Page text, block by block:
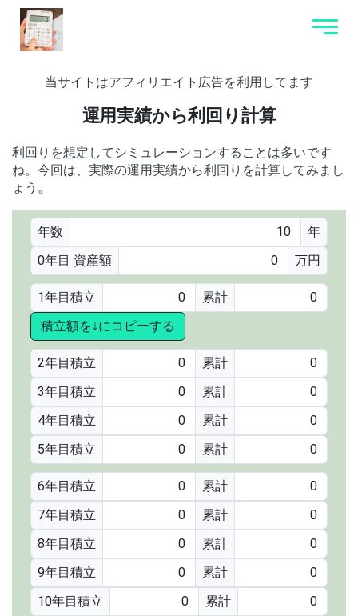
当サイトはアフィリエイト広告を利用してます
運用実績から利回り計算
利回りを想定してシミュレーションすることは多いです
ね。今回は、実際の運用実績から利回りを計算してみまし
ょう。
年数
年
0年目 資産額
万円
1年目積立
累計
積立額を↓にコピーする
2年目積立
累計
3年目積立
累計
4年目積立
累計
5年目積立
累計
6年目積立
累計
7年目積立
累計
8年目積立
累計
9年目積立
累計
10年目積立
累計